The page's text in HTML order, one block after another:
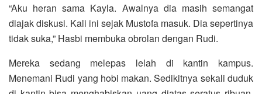
“Aku heran sama Kayla. Awalnya dia masih semangat
diajak diskusi. Kali ini sejak Mustofa masuk. Dia sepertinya
tidak suka,” Hasbi membuka obrolan dengan Rudi.
Mereka sedang melepas lelah di kantin kampus.
Menemani Rudi yang hobi makan. Sedikitnya sekali duduk